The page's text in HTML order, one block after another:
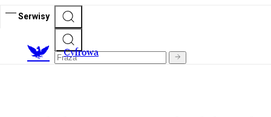
Serwisy
Cyfrowa